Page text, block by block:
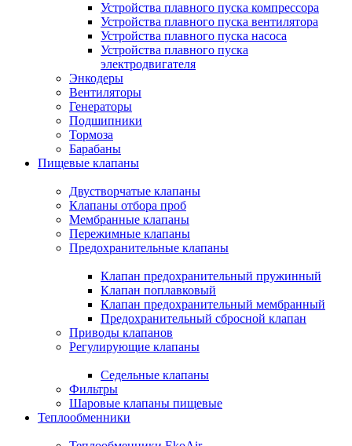
Устройства плавного пуска компрессора
Устройства плавного пуска вентилятора
Устройства плавного пуска насоса
Устройства плавного пуска
электродвигателя
Энкодеры
Вентиляторы
Генераторы
Подшипники
Тормоза
Барабаны
Пищевые клапаны
Двустворчатые клапаны
Клапаны отбора проб
Мембранные клапаны
Пережимные клапаны
Предохранительные клапаны
Клапан предохранительный пружинный
Клапан поплавковый
Клапан предохранительный мембранный
Предохранительный сбросной клапан
Приводы клапанов
Регулирующие клапаны
Седельные клапаны
Фильтры
Шаровые клапаны пищевые
Теплообменники